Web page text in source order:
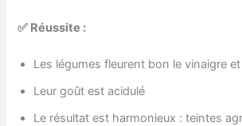
✅ Réussite :
Les légumes fleurent bon le vinaigre
Leur goût est acidulé
Le résultat est harmonieux : teintes